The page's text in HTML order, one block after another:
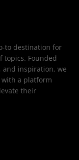
to destination for
topics. Founded
inspiration, we
a platform
their